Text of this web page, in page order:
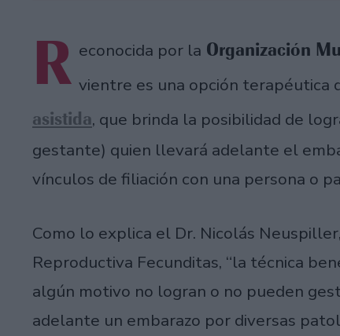
R econocida por la Organización
vientre es una opción terapéutica
asistida, que brinda la posibilidad de
gestante) quien llevará adelante el
vínculos de filiación con una persona o
Como lo explica el Dr. Nicolás
Reproductiva Fecunditas, “la técnica
algún motivo no logran o no pueden
adelante un embarazo por diversas